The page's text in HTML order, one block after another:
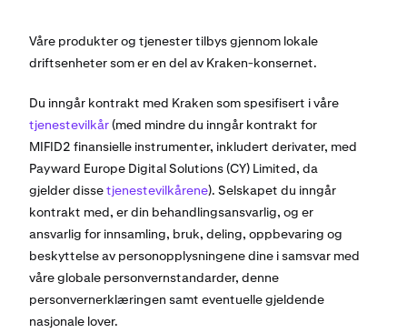
Våre produkter og tjenester tilbys gjennom lokale
driftsenheter som er en del av Kraken-konsernet.
Du inngår kontrakt med Kraken som spesifisert i våre
tjenestevilkår (med mindre du inngår kontrakt for
MIFID2 finansielle instrumenter, inkludert derivater, med
Payward Europe Digital Solutions (CY) Limited, da
gjelder dissetjenestevilkårene). Selskapet du inngår
kontrakt med, er din behandlingsansvarlig, og er
ansvarlig for innsamling, bruk, deling, oppbevaring og
beskyttelse av personopplysningene dine i samsvar med
våre globale personvernstandarder, denne
personvernerklæringen samt eventuelle gjeldende
nasjonale lover.